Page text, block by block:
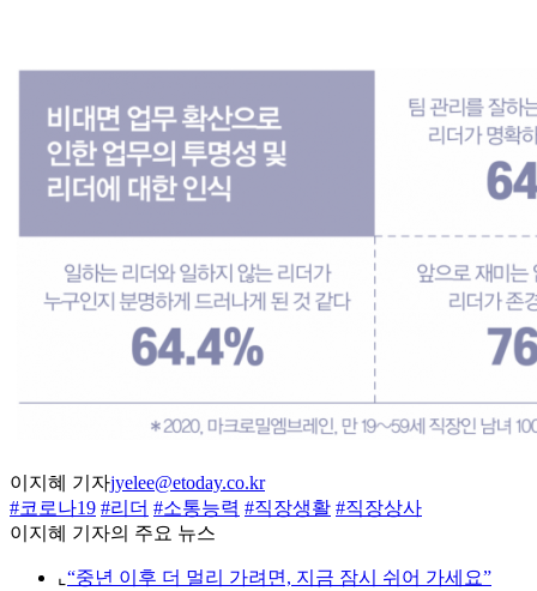
이지혜 기자jyelee@etoday.co.kr
#코로나19 #리더 #소통능력 #직장생활 #직장상사
이지혜 기자의 주요 뉴스
⌞ “중년 이후 더 멀리 가려면, 지금 잠시 쉬어 가세요”